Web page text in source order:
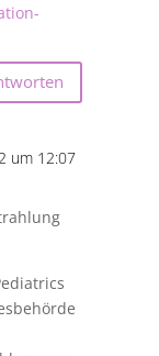
um 12:07